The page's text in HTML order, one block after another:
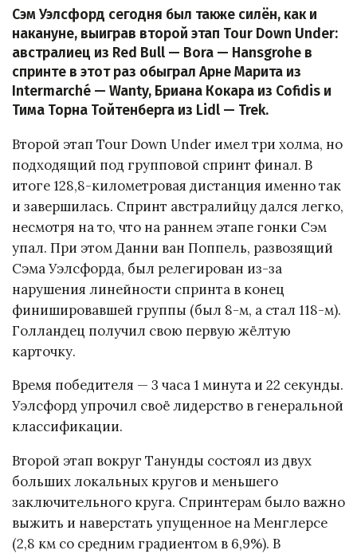
Сэм Уэлсфорд сегодня был также силён, как и
накануне, выиграв второй этап Tour Down Under:
австралиец из Red Bull — Bora — Hansgrohe в
спринте в этот раз обыграл Арне Марита из
Intermarché — Wanty, Бриана Кокара из Cofidis и
Тима Торна Тойтенберга из Lidl — Trek.
Второй этап Tour Down Under имел три холма, но
подходящий под групповой спринт финал. В
итоге 128,8-километровая дистанция именно так
и завершилась. Спринт австралийцу дался легко,
несмотря на то, что на раннем этапе гонки Сэм
упал. При этом Данни ван Поппель, развозящий
Сэма Уэлсфорда, был релегирован из-за
нарушения линейности спринта в конец
финишировавшей группы (был 8-м, а стал 118-м).
Голландец получил свою первую жёлтую
карточку.
Время победителя — 3 часа 1 минута и 22 секунды.
Уэлсфорд упрочил своё лидерство в генеральной
классификации.
Второй этап вокруг Танунды состоял из двух
больших локальных кругов и меньшего
заключительного круга. Спринтерам было важно
выжить и наверстать упущенное на Менглерсе
(2,8 км со средним градиентом в 6,9%). В